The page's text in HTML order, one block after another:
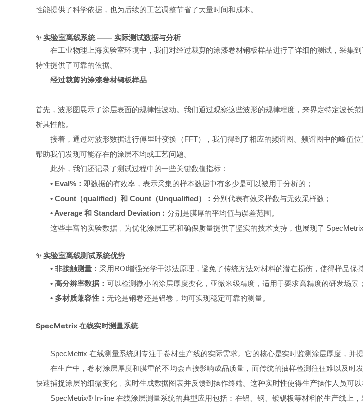
性能提供了科学依据，也为后续的工艺调整节省了大量时间和成本。
✨ 实验室离线系统—— 实际测试数据与分析
在工业物理上海实验室环境中，我们对经过裁剪的涂漆卷材钢板样品进行了详细的测试，采集
特性提供了可靠的依据。
经过裁剪的涂漆卷材钢板样品
首先，波形图展示了涂层表面的规律性波动。我们通过观察这些波形的规律程度，来界定特定波长
析其性能。
接着，通过对波形数据进行傅里叶变换（FFT），我们得到了相应的频谱图。频谱图中的峰值
帮助我们发现可能存在的涂层不均或工艺问题。
此外，我们还记录了测试过程中的一些关键数值指标：
• Eval%： 即数据的有效率，表示采集的样本数据中有多少是可以被用于分析的；
• Count（qualified）和 Count（Unqualified）： 分别代表有效采样数与无效采样数；
• Average 和 Standard Deviation： 分别是膜厚的平均值与误差范围。
这些丰富的实验数据，为优化涂层工艺和确保质量提供了坚实的技术支持，也展现了
✨ 实验室离线测试系统优势
• 非接触测量： 采用ROI增强光学干涉法原理，避免了传统方法对材料的潜在损伤，使得样品保
• 高分辨率数据： 可以检测微小的涂层厚度变化，亚微米级精度，适用于要求高精度的研发场景；
• 多材质兼容性： 无论是钢卷还是铝卷，均可实现稳定可靠的测量。
SpecMetrix 在线实时测量系统
SpecMetrix 在线测量系统则专注于卷材生产线的实际需求。它的核心是实时监测涂层厚度，并提
在生产中，卷材涂层厚度和膜重的不均会直接影响成品质量，而传统的抽样检测往往难以及
快速捕捉涂层的细微变化，实时生成数据图表并反馈到操作终端。这种实时性使得生产操作人员可
SpecMetrix® In-line 在线涂层测量系统的典型应用包括：在铝、钢、镀锡板等材料的生产线上